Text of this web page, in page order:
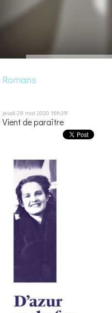
Romans
jeudi 28 mai 2020 18h39
Vient de paraître